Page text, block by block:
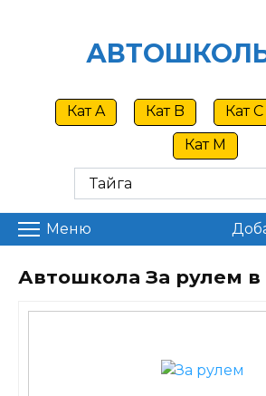
Кат A Кат B Кат C
Кат M
Меню
Автошкола За рулем в